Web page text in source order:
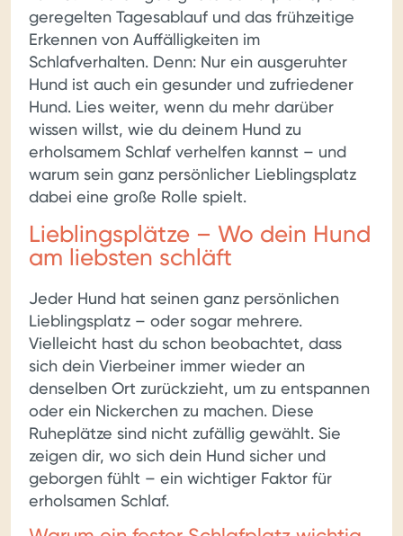
geregelten Tagesablauf und das frühzeitige
Erkennen von Auffälligkeiten im
Schlafverhalten. Denn: Nur ein ausgeruhter
Hund ist auch ein gesunder und zufriedener
Hund. Lies weiter, wenn du mehr darüber
wissen willst, wie du deinem Hund zu
erholsamem Schlaf verhelfen kannst – und
warum sein ganz persönlicher Lieblingsplatz
dabei eine große Rolle spielt.
Lieblingsplätze – Wo dein Hund
am liebsten schläft
Jeder Hund hat seinen ganz persönlichen
Lieblingsplatz – oder sogar mehrere.
Vielleicht hast du schon beobachtet, dass
sich dein Vierbeiner immer wieder an
denselben Ort zurückzieht, um zu entspannen
oder ein Nickerchen zu machen. Diese
Ruheplätze sind nicht zufällig gewählt. Sie
zeigen dir, wo sich dein Hund sicher und
geborgen fühlt – ein wichtiger Faktor für
erholsamen Schlaf.